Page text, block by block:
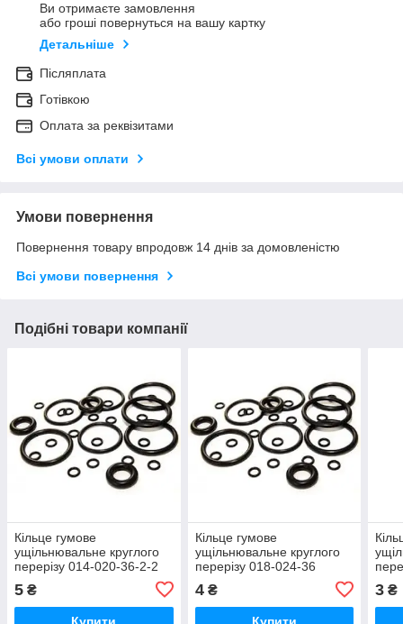
Ви отримаєте замовлення
або гроші повернуться на вашу картку
Детальніше
Післяплата
Готівкою
Оплата за реквізитами
Всі умови оплати
Умови повернення
Повернення товару впродовж 14 днів за домовленістю
Всі умови повернення
Подібні товари компанії
Кільце гумове
ущільнювальне круглого
перерізу 014-020-36-2-2
5 ₴
Кільце гумове
ущільнювальне круглого
перерізу 018-024-36
4₴ 3 ₴